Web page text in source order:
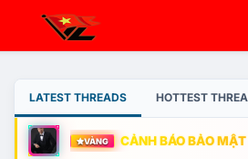
LATEST THREADS HOTTEST
VÀNG CẢNH BÁO BẢO